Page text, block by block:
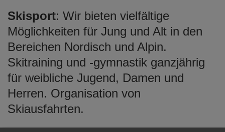
n
Skisport: Wir bieten vielfältige
Möglichkeiten für Jung und Alt in den
Bereichen Nordisch und Alpin.
Skitraining und -gymnastik ganzjährig
für weibliche Jugend, Damen und
Herren. Organisation von
Skiausfahrten.